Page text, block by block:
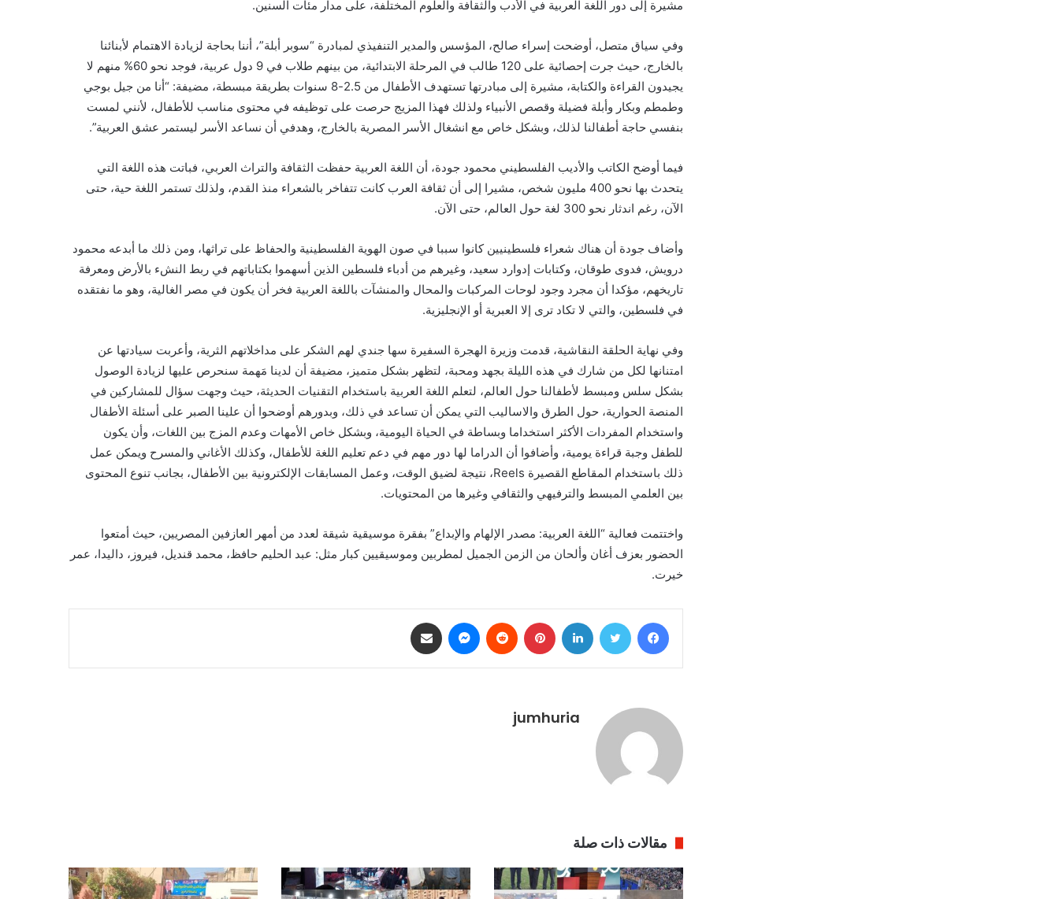
مشيرة إلى دور اللغة العربية في الأدب والثقافة والعلوم المختلفة، على مدار مئات السنين.
وفي سياق متصل، أوضحت إسراء صالح، المؤسس والمدير التنفيذي لمبادرة “سوبر أبلة”، أننا بحاجة لزيادة الاهتمام لأبنائنا
بالخارج، حيث جرت إحصائية على 120 طالب في المرحلة الابتدائية، من بينهم طلاب في 9 دول عربية، فوجد نحو 60% منهم لا
يجيدون القراءة والكتابة، مشيرة إلى مبادرتها تستهدف الأطفال من 2.5-8 سنوات بطريقة مبسطة، مضيفة: “أنا من جيل بوجي
وطمطم وبكار وأبلة فضيلة وقصص الأنبياء ولذلك فهذا المزيج حرصت على توظيفه في محتوى مناسب للأطفال، لأنني لمست
بنفسي حاجة أطفالنا لذلك، وبشكل خاص مع انشغال الأسر المصرية بالخارج، وهدفي أن نساعد الأسر ليستمر عشق العربية”.
فيما أوضح الكاتب والأديب الفلسطيني محمود جودة، أن اللغة العربية حفظت الثقافة والتراث العربي، فباتت هذه اللغة التي
يتحدث بها نحو 400 مليون شخص، مشيرا إلى أن ثقافة العرب كانت تتفاخر بالشعراء منذ القدم، ولذلك تستمر اللغة حية، حتى
الآن، رغم اندثار نحو 300 لغة حول العالم، حتى الآن.
وأضاف جودة أن هناك شعراء فلسطينيين كانوا سببا في صون الهوية الفلسطينية والحفاظ على تراثها، ومن ذلك ما أبدعه محمود
درويش، فدوى طوقان، وكتابات إدوارد سعيد، وغيرهم من أدباء فلسطين الذين أسهموا بكتاباتهم في ربط النشء بالأرض ومعرفة
تاريخهم، مؤكدا أن مجرد وجود لوحات المركبات والمحال والمنشآت باللغة العربية فخر أن يكون في مصر الغالية، وهو ما نفتقده
في فلسطين، والتي لا تكاد ترى إلا العبرية أو الإنجليزية.
وفي نهاية الحلقة النقاشية، قدمت وزيرة الهجرة السفيرة سها جندي لهم الشكر على مداخلاتهم الثرية، وأعربت سيادتها عن
امتنانها لكل من شارك في هذه الليلة بجهد ومحبة، لتظهر بشكل متميز، مضيفة أن لدينا مَهمة سنحرص عليها لزيادة الوصول
بشكل سلس ومبسط لأطفالنا حول العالم، لتعلم اللغة العربية باستخدام التقنيات الحديثة، حيث وجهت سؤال للمشاركين في
المنصة الحوارية، حول الطرق والاساليب التي يمكن أن تساعد في ذلك، وبدورهم أوضحوا أن علينا الصبر على أسئلة الأطفال
واستخدام المفردات الأكثر استخداما وبساطة في الحياة اليومية، وبشكل خاص الأمهات وعدم المزج بين اللغات، وأن يكون
للطفل وجبة قراءة يومية، وأضافوا أن الدراما لها دور مهم في دعم تعليم اللغة للأطفال، وكذلك الأغاني والمسرح ويمكن عمل
ذلك باستخدام المقاطع القصيرة Reels، نتيجة لضيق الوقت، وعمل المسابقات الإلكترونية بين الأطفال، بجانب تنوع المحتوى
بين العلمي المبسط والترفيهي والثقافي وغيرها من المحتويات.
واختتمت فعالية “اللغة العربية: مصدر الإلهام والإبداع” بفقرة موسيقية شيقة لعدد من أمهر العازفين المصريين، حيث أمتعوا
الحضور بعزف أغان وألحان من الزمن الجميل لمطربين وموسيقيين كبار مثل: عبد الحليم حافظ، محمد قنديل، فيروز، داليدا، عمر
خيرت.
فيسبوك تويتر لينكدإن بينتيريست ماسنجر
jumhuria
مقالات ذات صلة